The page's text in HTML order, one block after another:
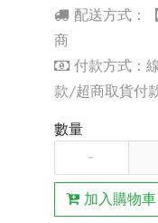
配送方式：
商
付款方式：
款/超商取貨付
數量
-
加入購物車